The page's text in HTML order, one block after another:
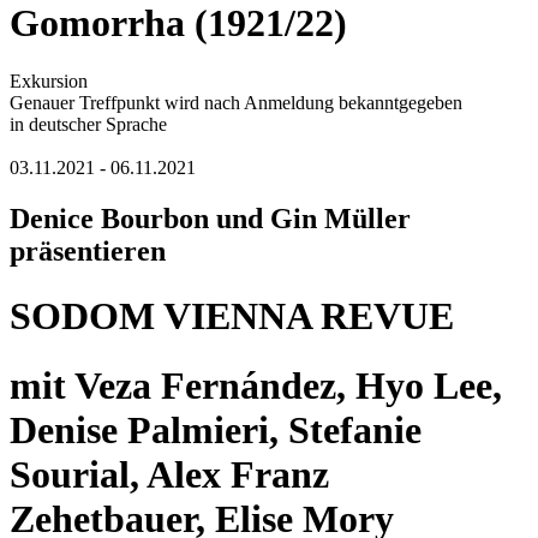
Gomorrha (1921/22)
Exkursion
Genauer Treffpunkt wird nach Anmeldung bekanntgegeben
in deutscher Sprache
03.11.2021 - 06.11.2021
Denice Bourbon und Gin Müller
präsentieren
SODOM VIENNA REVUE
mit Veza Fernández, Hyo Lee,
Denise Palmieri, Stefanie
Sourial, Alex Franz
Zehetbauer, Elise Mory